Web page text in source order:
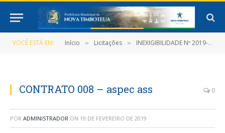
VOCÊ ESTÁ EM: Início » Licitações » INEXIGIBILIDADE Nº 2019-007 (CONTRATAÇÃO DE PESSOA JURÍDICA PARA SERVIÇOS MANUTENÇÃO E ATUALIZAÇÃO DE SISTEMA GESTÃO PUBLICA)
CONTRATO 008 – aspec ass 0
POR ADMINISTRADOR ON 19 DE FEVEREIRO DE 2019